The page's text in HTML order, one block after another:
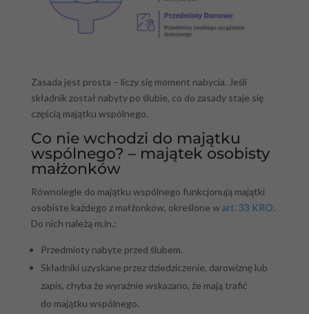
Zasada jest prosta – liczy się moment nabycia. Jeśli
składnik został nabyty po ślubie, co do zasady staje się
częścią majątku wspólnego.
Co nie wchodzi do majątku
wspólnego? – majątek osobisty
małżonków
Równolegle do majątku wspólnego funkcjonują majątki
osobiste każdego z małżonków, określone wart. 33 KRO.
Do nich należą m.in.:
Przedmioty nabyte przed ślubem.
Składniki uzyskane przez dziedziczenie, darowiznę lub
zapis, chyba że wyraźnie wskazano, że mają trafić
do majątku wspólnego.